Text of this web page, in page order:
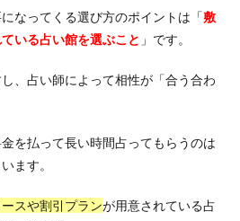
なってくる選び方のポイントは「敷
いる占い館を選ぶこと 」です。
、占い師によって相性が「合う合わ
を払って長い時間占ってもらうのは
ます。
スや割引プランが用意されている占